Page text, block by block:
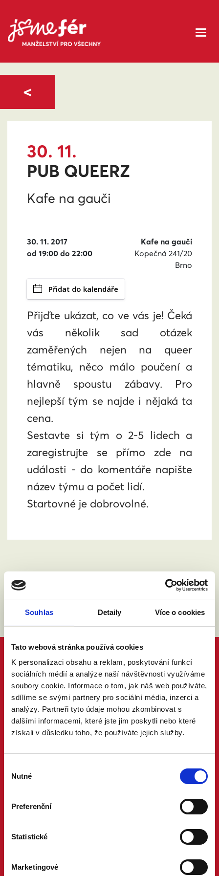
Souhlas Detaily Více o cookies
Tato webová stránka používá cookies
K personalizaci obsahu a reklam, poskytování funkcí
sociálních médií a analýze naší návštěvnosti využíváme
soubory cookie. Informace o tom, jak náš web používáte,
sdílíme se svými partnery pro sociální média, inzerci a
analýzy. Partneři tyto údaje mohou zkombinovat s
dalšími informacemi, které jste jim poskytli nebo které
získali v důsledku toho, že používáte jejich služby.
souhlasu
Nutné
Preferenční
Statistické
Marketingové
30. 11.
PUB QUEERZ
Kafe na gauči
30. 11. 2017
od 19:00 do 22:00
Kafe na gauči
Kopečná 241/20
Brno
Přidat do kalendáře
Přijďte ukázat, co ve vás je! Čeká
vás několik sad otázek
zaměřených nejen na queer
tématiku, něco málo poučení a
hlavně spoustu zábavy. Pro
nejlepší tým se najde i nějaká ta
cena.
Sestavte si tým o 2-5 lidech a
zaregistrujte se přímo zde na
události - do komentáře napište
název týmu a počet lidí.
Startovné je dobrovolné.
<